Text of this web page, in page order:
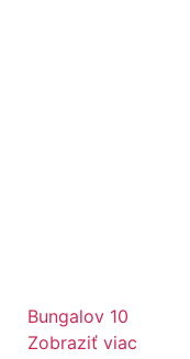
Bungalov 10
Zobraziť viac